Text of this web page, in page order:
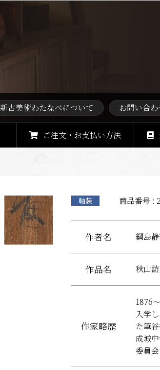
新古美術わたなべについて お問い合わ
ご注文・お支払い方法
軸装 商品番号 :
作者名 綱島
作品名 秋山
作家略歴
1876
入学
た筆
成城
委員